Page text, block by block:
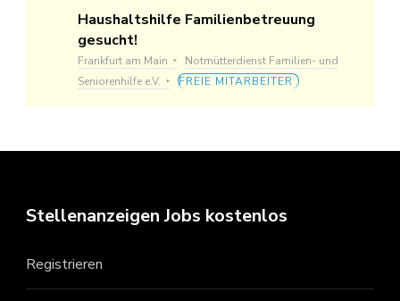
Haushaltshilfe Familienbetreuung
gesucht!
Frankfurt am Main
Notmütterdienst Familien- und
Seniorenhilfe e.V.
FREIE MITARBEITER
Stellenanzeigen Jobs kostenlos
Registrieren